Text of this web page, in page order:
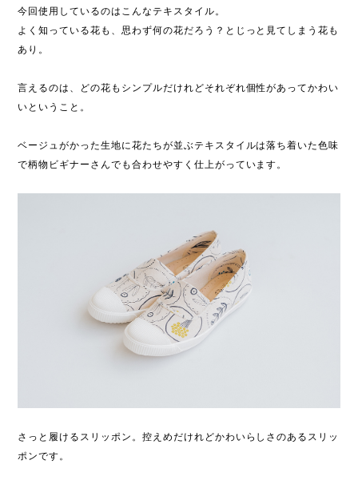
今回使用しているのはこんなテキスタイル。
よく知っている花も、思わず何の花だろう？とじっと見てしまう花も
あり。
言えるのは、どの花もシンプルだけれどそれぞれ個性があってかわい
いということ。
ベージュがかった生地に花たちが並ぶテキスタイルは落ち着いた色味
で柄物ビギナーさんでも合わせやすく仕上がっています。
さっと履けるスリッポン。控えめだけれどかわいらしさのあるスリッ
ポンです。